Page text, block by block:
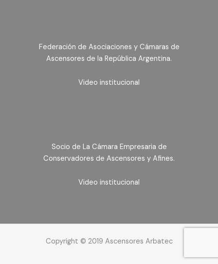
Federación de Asociaciones y Cámaras de
Ascensores de la República Argentina.
Video institucional
Socio de La Cámara Empresaria de
Conservadores de Ascensores y Afines.
Video institucional
Copyright © 2019 Ascensores Arbatec